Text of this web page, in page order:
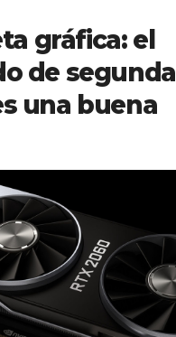
gráfica: el
de segunda
una buena